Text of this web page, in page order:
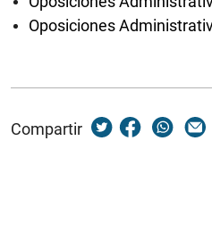
Oposiciones
Compartir